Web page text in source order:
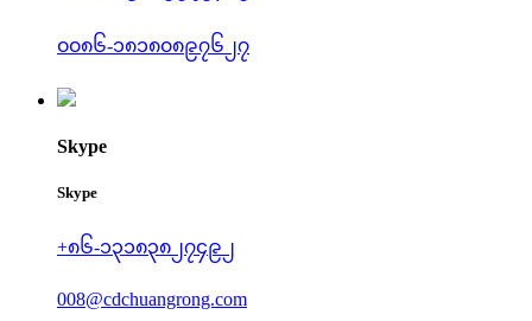
၀၀၈၆-၁၈၁၈၀၈၉၇၆၂၇
Skype
Skype
+၈၆-၁၃၁၈၃၈၂၇၄၉၂
008@cdchuangrong.com